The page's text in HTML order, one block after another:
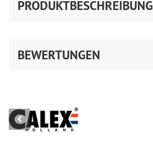
PRODUKTBESCHREIBUNG
BEWERTUNGEN